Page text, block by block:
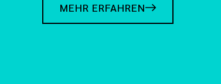
MEHR ERFAHREN